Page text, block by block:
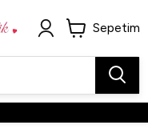
Sepetim